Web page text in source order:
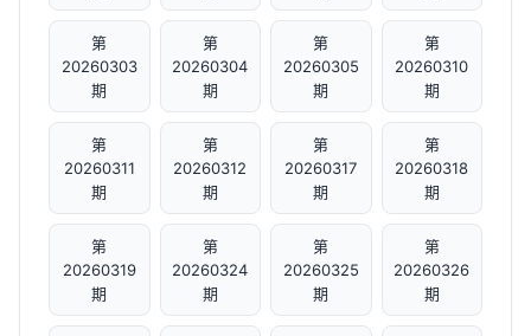
第
20260303
期
第
20260304
期
第
20260305
期
第
20260310
期
第
20260311
期
第
20260312
期
第
20260317
期
第
20260318
期
第
20260319
期
第
20260324
期
第
20260325
期
第
20260326
期